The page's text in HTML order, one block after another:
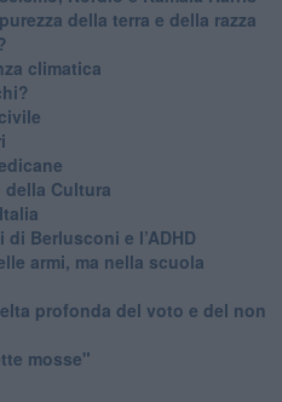
della terra e della razza
climatica
della Cultura
Berlusconi e l’ADHD
armi, ma nella scuola
profonda del voto e del non
mosse"